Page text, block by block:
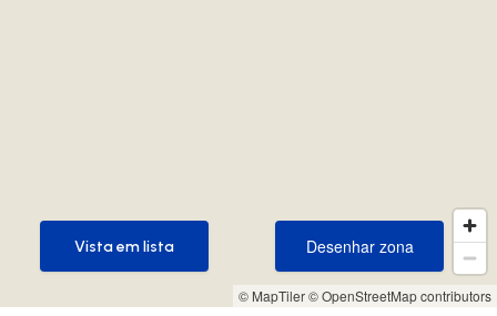
© MapTiler© OpenStreetMap contributors
Desenhar zona
Desenhar zona
Vista em lista
Vista em lista